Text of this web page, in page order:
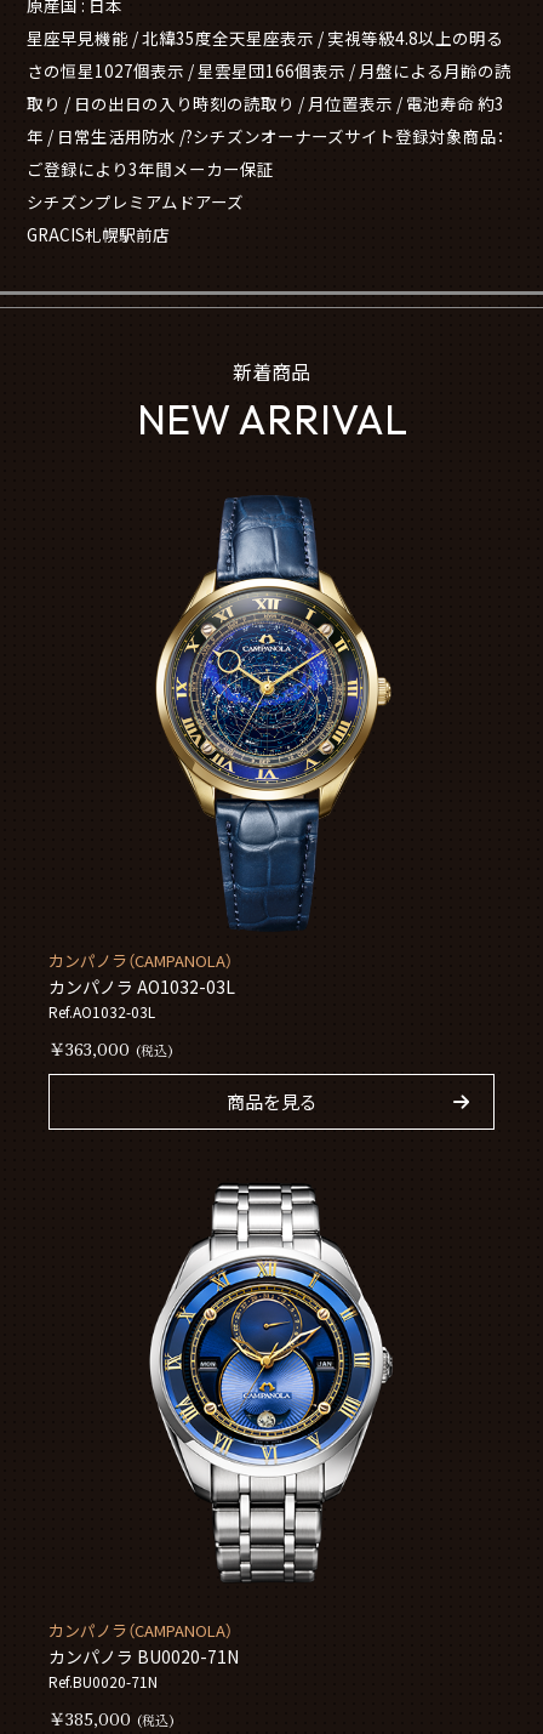
星座早見機能 / 北緯35度全天星座表示 / 実視等級4.8以上の明る
さの恒星1027個表示 / 星雲星団166個表示 / 月盤による月齢の読
取り / 日の出日の入り時刻の読取り / 月位置表示 / 電池寿命 約3
年 / 日常生活用防水 /?シチズンオーナーズサイト登録対象商品：
ご登録により3年間メーカー保証
シチズンプレミアムドアーズ
GRACIS札幌駅前店
新着商品
NEW ARRIVAL
カンパノラ（CAMPANOLA）
カンパノラ AO1032-03L
Ref.AO1032-03L
￥363,000 (税込)
商品を見る
カンパノラ（CAMPANOLA）
カンパノラ BU0020-71N
Ref.BU0020-71N
￥385,000 (税込)